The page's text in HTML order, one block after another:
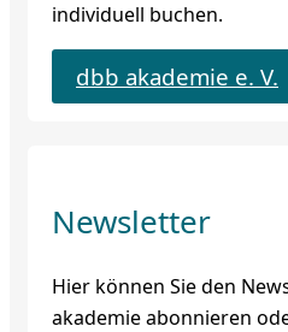
individuell buchen.
dbb akademie e. V.
Newsletter
Hier können Sie den
akademie abonnieren